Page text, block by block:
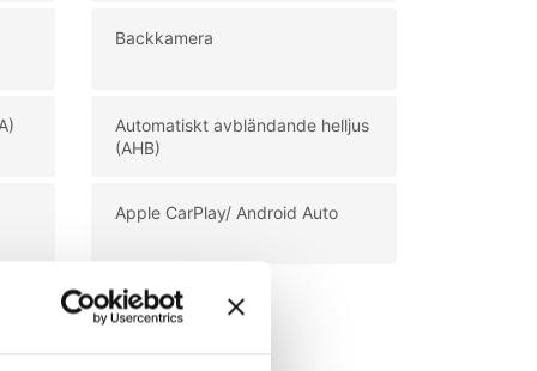
Backkamera
Automatiskt avbländande helljus
(AHB)
Apple CarPlay/ Android Auto